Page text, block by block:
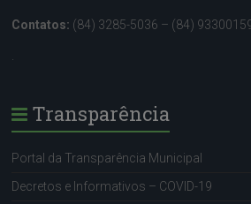
Contatos: (84) 3285-5036 – (84)
Transparência
Portal da Transparência Municipal
Decretos e Informativos – COVID-19